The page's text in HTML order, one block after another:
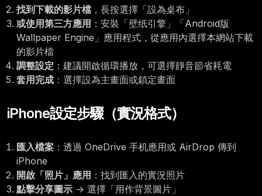
找到下載的影片檔 ，長按選擇「設為桌布」
或使用第三方應用 ：安裝「壁纸引擎」「Android版
Wallpaper Engine」應用程式，從應用內選擇本網站下載
的影片檔
調整設定 ：建議開啟循環播放，可選擇靜音節省耗電
套用完成 ：選擇設為主畫面或鎖定畫面
iPhone設定步驟（實況格式）
匯入檔案 ：透過 OneDrive 手机應用或 AirDrop 傳到
iPhone
開啟「照片」應用 ：找到匯入的實況照片
點擊分享圖示 → 選擇「用作背景圖片」